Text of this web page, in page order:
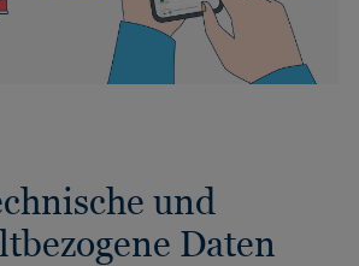
und
Daten